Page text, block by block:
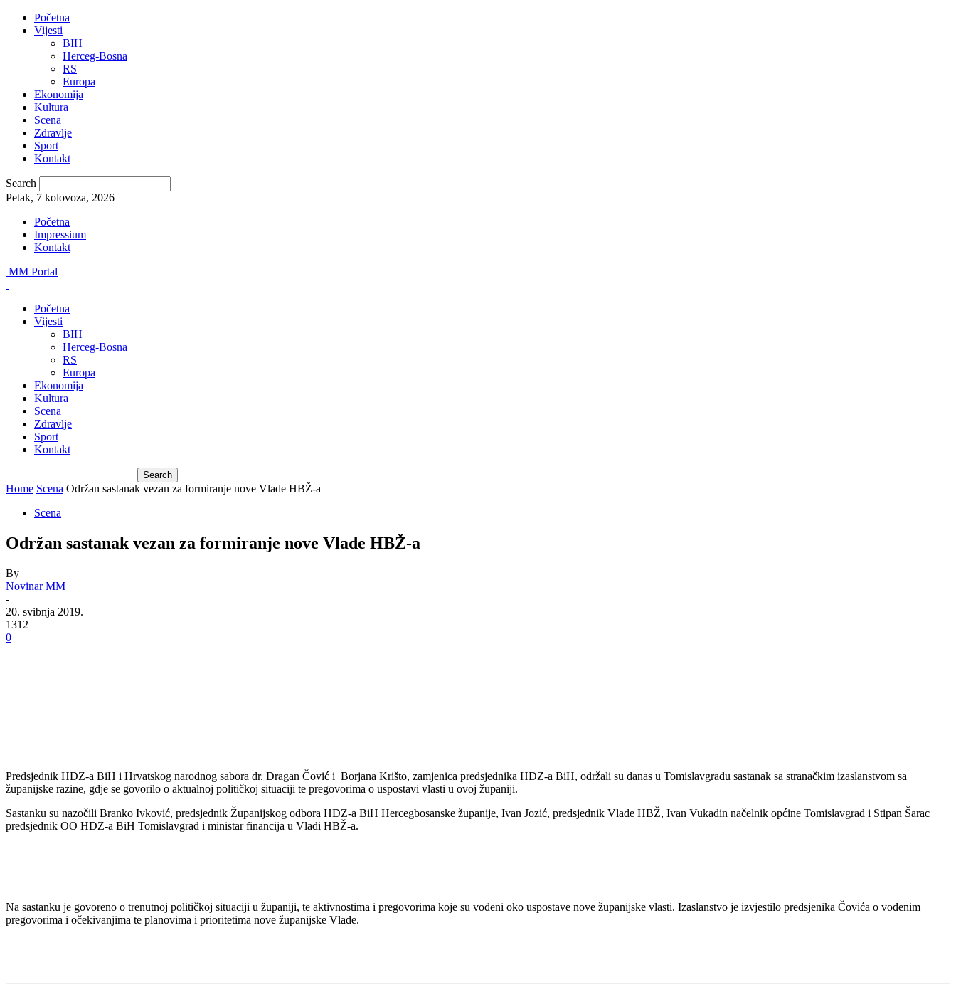
Početna
Vijesti
BIH
Herceg-Bosna
RS
Europa
Ekonomija
Kultura
Scena
Zdravlje
Sport
Kontakt
Search
Petak, 7 kolovoza, 2026
Početna
Impressium
Kontakt
MM Portal
Početna
Vijesti
BIH
Herceg-Bosna
RS
Europa
Ekonomija
Kultura
Scena
Zdravlje
Sport
Kontakt
Home Scena Održan sastanak vezan za formiranje nove Vlade HBŽ-a
Scena
Održan sastanak vezan za formiranje nove Vlade HBŽ-a
By
Novinar MM
-
20. svibnja 2019.
1312
0
Predsjednik HDZ-a BiH i Hrvatskog narodnog sabora dr. Dragan Čović i Borjana Krišto, zamjenica predsjednika HDZ-a BiH, održali su danas u Tomislavgradu sastanak sa stranačkim izaslanstvom sa
županijske razine, gdje se govorilo o aktualnoj političkoj situaciji te pregovorima o uspostavi vlasti u ovoj županiji.
Sastanku su nazočili Branko Ivković, predsjednik Županijskog odbora HDZ-a BiH Hercegbosanske županije, Ivan Jozić, predsjednik Vlade HBŽ, Ivan Vukadin načelnik općine Tomislavgrad i Stipan Šarac
predsjednik OO HDZ-a BiH Tomislavgrad i ministar financija u Vladi HBŽ-a.
Na sastanku je govoreno o trenutnoj političkoj situaciji u županiji, te aktivnostima i pregovorima koje su vođeni oko uspostave nove županijske vlasti. Izaslanstvo je izvjestilo predsjenika Čovića o vođenim
pregovorima i očekivanjima te planovima i prioritetima nove županijske Vlade.